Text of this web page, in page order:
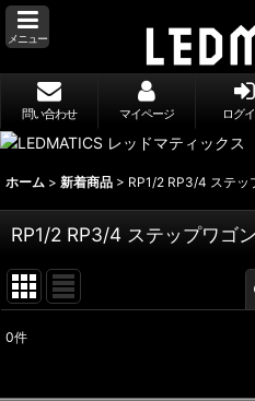
メニュー
問い合わせ マイページ ログ
ホーム > 新着商品 > RP1/2 RP3/4 ステッ
RP1/2 RP3/4 ステップワゴ
0件